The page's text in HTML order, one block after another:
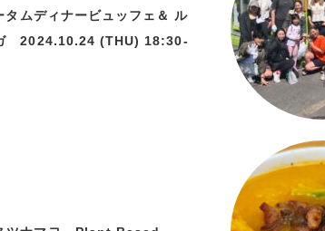
タムディナービュッフェ＆ ル
2024.10.24 (THU) 18:30-